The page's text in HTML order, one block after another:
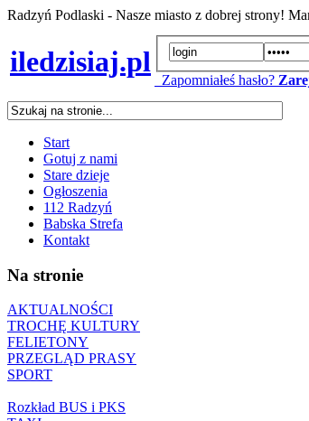
Radzyń Podlaski - Nasze miasto z dobrej strony!
iledzisiaj.pl
Zapomniałeś hasło?
Start
Gotuj z nami
Stare dzieje
Ogłoszenia
112 Radzyń
Babska Strefa
Kontakt
Na stronie
AKTUALNOŚCI
TROCHĘ KULTURY
FELIETONY
PRZEGLĄD PRASY
SPORT
Rozkład BUS i PKS